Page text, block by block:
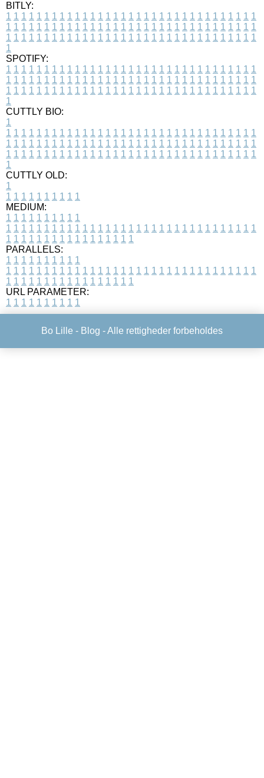
BITLY:
1 1 1 1 1 1 1 1 1 1 1 1 1 1 1 1 1 1 1 1 1 1 1 1 1 1 1 1 1 1 1 1 1
1 1 1 1 1 1 1 1 1 1 1 1 1 1 1 1 1 1 1 1 1 1 1 1 1 1 1 1 1 1 1 1 1
1 1 1 1 1 1 1 1 1 1 1 1 1 1 1 1 1 1 1 1 1 1 1 1 1 1 1 1 1 1 1 1 1
1
SPOTIFY:
1 1 1 1 1 1 1 1 1 1 1 1 1 1 1 1 1 1 1 1 1 1 1 1 1 1 1 1 1 1 1 1 1
1 1 1 1 1 1 1 1 1 1 1 1 1 1 1 1 1 1 1 1 1 1 1 1 1 1 1 1 1 1 1 1 1
1 1 1 1 1 1 1 1 1 1 1 1 1 1 1 1 1 1 1 1 1 1 1 1 1 1 1 1 1 1 1 1 1
1
CUTTLY BIO:
1
1 1 1 1 1 1 1 1 1 1 1 1 1 1 1 1 1 1 1 1 1 1 1 1 1 1 1 1 1 1 1 1 1
1 1 1 1 1 1 1 1 1 1 1 1 1 1 1 1 1 1 1 1 1 1 1 1 1 1 1 1 1 1 1 1 1
1 1 1 1 1 1 1 1 1 1 1 1 1 1 1 1 1 1 1 1 1 1 1 1 1 1 1 1 1 1 1 1 1
1
CUTTLY OLD:
1
1 1 1 1 1 1 1 1 1 1
MEDIUM:
1 1 1 1 1 1 1 1 1 1
1 1 1 1 1 1 1 1 1 1 1 1 1 1 1 1 1 1 1 1 1 1 1 1 1 1 1 1 1 1 1 1 1
1 1 1 1 1 1 1 1 1 1 1 1 1 1 1 1 1
PARALLELS:
1 1 1 1 1 1 1 1 1 1
1 1 1 1 1 1 1 1 1 1 1 1 1 1 1 1 1 1 1 1 1 1 1 1 1 1 1 1 1 1 1 1 1
1 1 1 1 1 1 1 1 1 1 1 1 1 1 1 1 1
URL PARAMETER:
1 1 1 1 1 1 1 1 1 1
Bo Lille - Blog - Alle rettigheder forbeholdes